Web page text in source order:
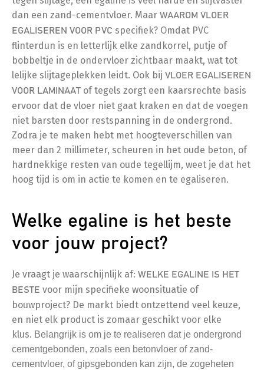
dan een zand-cementvloer. Maar WAAROM VLOER
EGALISEREN VOOR PVC specifiek? Omdat PVC
flinterdun is en letterlijk elke zandkorrel, putje of
bobbeltje in de ondervloer zichtbaar maakt, wat tot
lelijke slijtageplekken leidt. Ook bij VLOER EGALISEREN
VOOR LAMINAAT of tegels zorgt een kaarsrechte basis
ervoor dat de vloer niet gaat kraken en dat de voegen
niet barsten door restspanning in de ondergrond.
Zodra je te maken hebt met hoogteverschillen van
meer dan 2 millimeter, scheuren in het oude beton, of
hardnekkige resten van oude tegellijm, weet je dat het
hoog tijd is om in actie te komen en te egaliseren.
Welke egaline is het beste
voor jouw project?
Je vraagt je waarschijnlijk af: WELKE EGALINE IS HET
BESTE voor mijn specifieke woonsituatie of
bouwproject? De markt biedt ontzettend veel keuze,
en niet elk product is zomaar geschikt voor elke
klus. Belangrijk is om je te realiseren dat je ondergrond
cementgebonden, zoals een betonvloer of zand-
cementvloer, of gipsgebonden kan zijn, de zogeheten